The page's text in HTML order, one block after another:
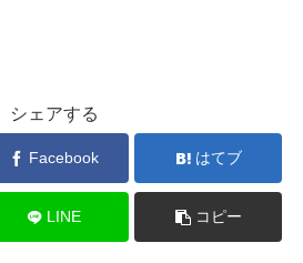
シェアする
Facebook はてブ
LINE コピー